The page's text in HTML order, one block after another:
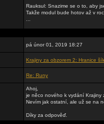
Rauksul: Snazime se o to, aby
Takže modul bude hotov až v
pá únor 01, 2019 18:27
Krajiny za obzorem 2: Hranice
Re: Runy
Ahoj,
je něco nového k vydání Krajiny
Nevím jak ostatní, ale už se na
Díky za odpověď.